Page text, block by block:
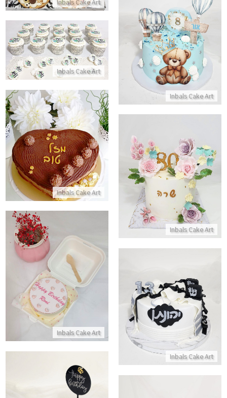
Inbals Cake Art
Inbals Cake Art
עוגת יום הולדת מתוקה עם דובי
התקשר/י
Inbals Cake Art
קאפקייקס 70
התקשר/י
Inbals Cake Art
עוגת לב שוקולד
התקשר/י
Inbals Cake Art
עוגת יום הולדת עם פרחים
התקשר/י
Inbals Cake Art
עוגת בנטו אישית
התקשר/י
Inbals Cake Art
עוגת בר מצווה כשרה
התקשר/י